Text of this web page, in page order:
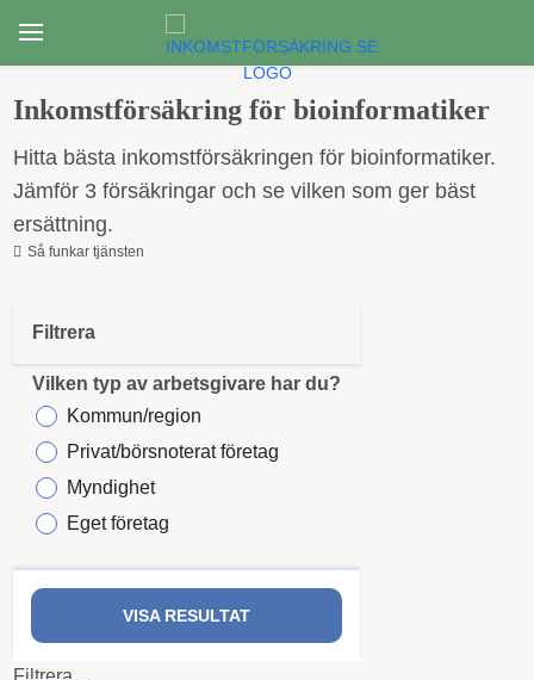
Inkomstförsäkring för bioinformatiker
Hitta bästa inkomstförsäkringen för bioinformatiker.
Jämför 3 försäkringar och se vilken som ger bäst
ersättning.
Så funkar tjänsten
Filtrera
Vilken typ av arbetsgivare har du?
Kommun/region
Privat/börsnoterat företag
Myndighet
Eget företag
VISA RESULTAT
Filtrera